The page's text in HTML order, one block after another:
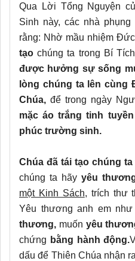
Qua Lời Tổng Nguyện
Sinh này, các nhà
rằng: Nhờ mầu nhiệm
tạo chúng ta trong Bí
được hưởng sự sống
lòng chúng ta lên cùng
Chúa, để trong ngày
mặc áo trắng tinh
phúc trường sinh.
Chúa đã tái tạo chúng
chúng ta hãy yêu
một Kinh Sách, trích thư
Yêu thương anh em
thương, muốn yêu
chứng bằng hành động.
dấu để Thiên Chúa nhận